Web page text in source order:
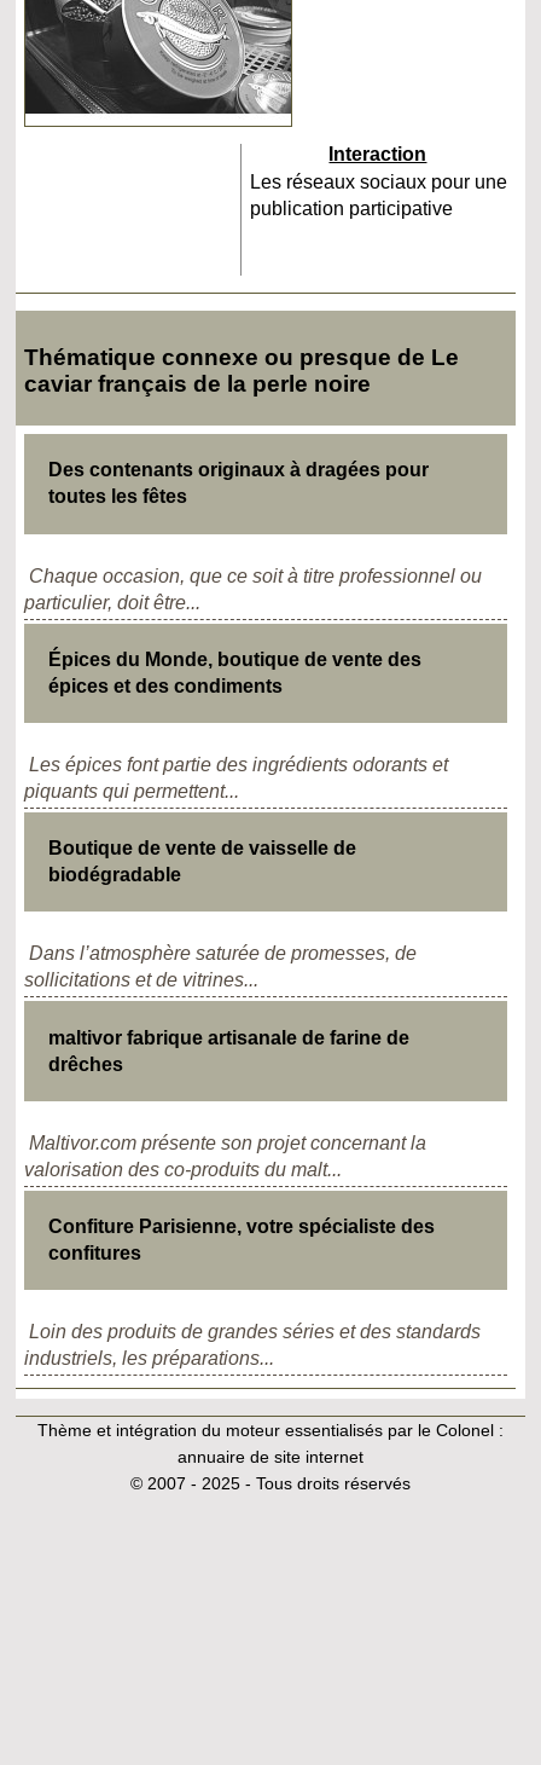
Interaction
Les réseaux sociaux pour une
publication participative
Thématique connexe ou presque de Le
caviar français de la perle noire
Des contenants originaux à dragées pour
toutes les fêtes
Chaque occasion, que ce soit à titre professionnel ou
particulier, doit être...
Épices du Monde, boutique de vente des
épices et des condiments
Les épices font partie des ingrédients odorants et
piquants qui permettent...
Boutique de vente de vaisselle de
biodégradable
Dans l’atmosphère saturée de promesses, de
sollicitations et de vitrines...
maltivor fabrique artisanale de farine de
drêches
Maltivor.com présente son projet concernant la
valorisation des co-produits du malt...
Confiture Parisienne, votre spécialiste des
confitures
Loin des produits de grandes séries et des standards
industriels, les préparations...
Thème et intégration du moteur essentialisés par le Colonel :
annuaire de site internet
© 2007 - 2025 - Tous droits réservés